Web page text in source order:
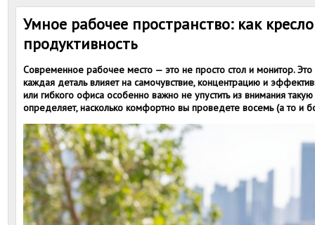
Умное рабочее пространство: как
продуктивность
Современное рабочее место — это не просто стол и монитор.
каждая деталь влияет на самочувствие, концентрацию и
или гибкого офиса особенно важно не упустить из внимания
определяет, насколько комфортно вы проведете восемь (а то и